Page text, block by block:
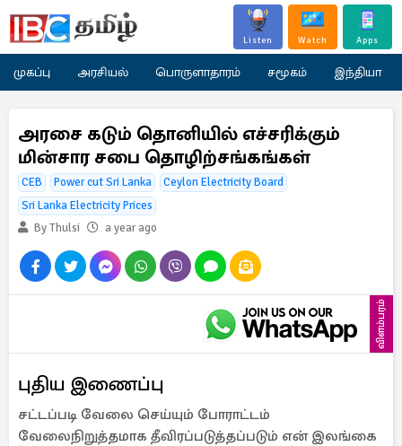
Listen Watch Apps
முகப்பு அரசியல் பொருளாதாரம் சமூகம் இந்தியா
அரசை கடும் தொனியில் எச்சரிக்கும்
மின்சார சபை தொழிற்சங்கங்கள்
CEB Power cut Sri Lanka
Ceylon Electricity Board
Sri Lanka Electricity Prices
By Thulsi
a year ago
விளம்பரம்
புதிய இணைப்பு
சட்டப்படி வேலை செய்யும் போராட்டம்
வேலைநிறுத்தமாக தீவிரப்படுத்தப்படும் என் இலங்கை